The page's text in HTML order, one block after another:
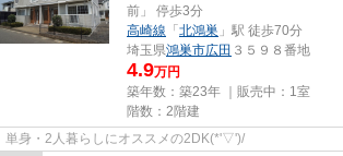
前」 停歩3分
高崎線 「 北鴻巣 」駅 徒歩70分
埼玉県鴻巣市広田 ３５９８番地
4.9万円
築年数：築23年 ｜販売中： 1室
階数：2階建
単身・2人暮らしにオススメの2DK(*'▽')/